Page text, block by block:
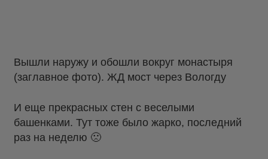
Вышли наружу и обошли вокруг монастыря
(заглавное фото). ЖД мост через Вологду
И еще прекрасных стен с веселыми
башенками. Тут тоже было жарко, последний
раз на неделю 🙁